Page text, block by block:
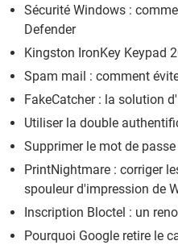
Sécurité Windows :
Defender
Kingston IronKey Keypad
Spam mail : comment
FakeCatcher : la solution
Utiliser la double
Supprimer le mot de
PrintNightmare : corriger
spouleur d'impression de
Inscription Bloctel : un
Pourquoi Google retire le